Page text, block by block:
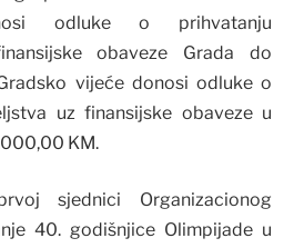
odluke o prihvatanju
obaveze Grada do
vijeće donosi odluke o
uz finansijske obaveze u
KM.
sjednici Organizacionog
40. godišnjice Olimpijade u